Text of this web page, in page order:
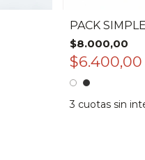
PACK
$8.000,00
$6.400,00
3 cuotas sin